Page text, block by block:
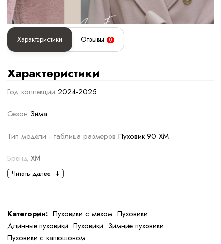
Характеристики Отзывы 0
Характеристики
Год коллекции 2024-2025
Сезон Зима
Тип модели - таблица размеров Пуховик 90 ХМ
Бренд XM
черный серый
Ткань Полиэстер
Читать далее
Категории: Пуховики с мехом Пуховики
Длинные пуховики Пуховики Зимние пуховики
Пуховики с капюшоном